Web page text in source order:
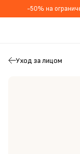
-50% на
Уход за лицом